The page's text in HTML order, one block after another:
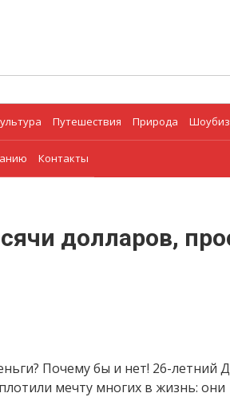
Путешествия Природа Шоубиз
Контакты
долларов,
Почему бы и нет! 26-летний
мечту многих в жизнь: они